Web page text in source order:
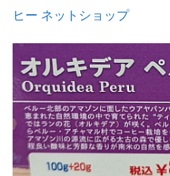
ヒー ネットショップ